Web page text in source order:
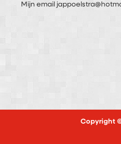
Mijn email
Copyright